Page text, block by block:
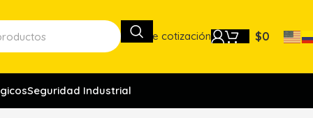
Lista de cotización $0
Seguridad Industrial